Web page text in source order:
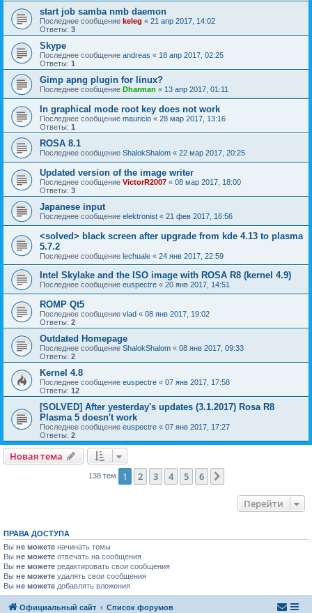
start job samba nmb daemon
Последнее сообщение keleg « 21 апр 2017, 14:02
Ответы: 3
Skype
Последнее сообщение andreas « 18 апр 2017, 02:25
Ответы: 1
Gimp apng plugin for linux?
Последнее сообщение Dharman « 13 апр 2017, 01:11
In graphical mode root key does not work
Последнее сообщение mauricio « 28 мар 2017, 13:16
Ответы: 1
ROSA 8.1
Последнее сообщение ShalokShalom « 22 мар 2017, 20:25
Updated version of the image writer
Последнее сообщение VictorR2007 « 08 мар 2017, 18:00
Ответы: 3
Japanese input
Последнее сообщение elektronist « 21 фев 2017, 16:56
<solved> black screen after upgrade from kde 4.13 to plasma
5.7.2
Последнее сообщение lechuale « 24 янв 2017, 22:59
Intel Skylake and the ISO image with ROSA R8 (kernel 4.9)
Последнее сообщение euspectre « 20 янв 2017, 14:51
ROMP Qt5
Последнее сообщение vlad « 08 янв 2017, 19:02
Ответы: 2
Outdated Homepage
Последнее сообщение ShalokShalom « 08 янв 2017, 09:33
Ответы: 2
Kernel 4.8
Последнее сообщение euspectre « 07 янв 2017, 17:58
Ответы: 12
[SOLVED] After yesterday's updates (3.1.2017) Rosa R8
Plasma 5 doesn't work
Последнее сообщение euspectre « 07 янв 2017, 17:27
Ответы: 2
Новая тема
138 тем 1 2 3 4 5 6
Перейти
ПРАВА ДОСТУПА
Вы не можете начинать темы
Вы не можете отвечать на сообщения
Вы не можете редактировать свои сообщения
Вы не можете удалять свои сообщения
Вы не можете добавлять вложения
Официальный сайт Список форумов